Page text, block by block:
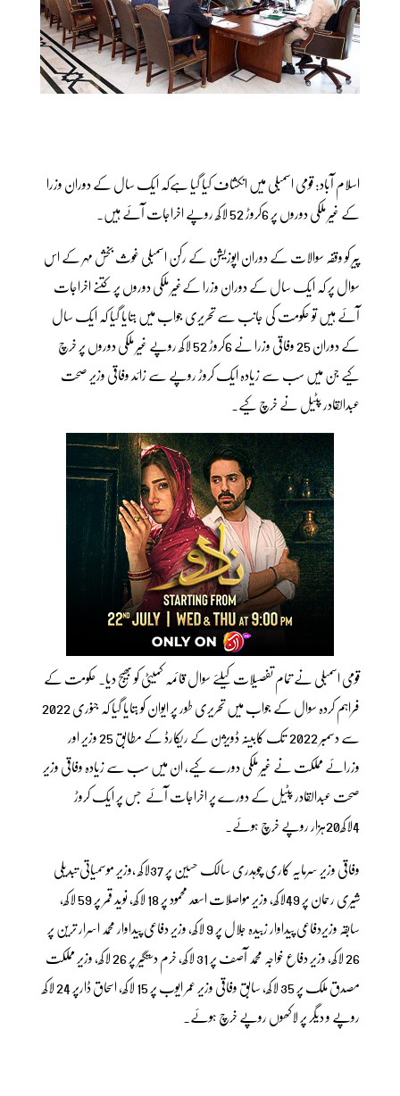
اسلام آباد: قومی اسمبلی میں انکشاف کیا گیا ہےکہ ایک سال کے دوران وزرا
کے غیر ملکی دوروں پر 6کروڑ 52 لاکھ روپے اخراجات آئے ہیں۔
پیر کو وقفہ سوالات کے دوران اپوزیشن کے رکن اسمبلی غوث بخش مہر کے اس
سوال پر کہ ایک سال کے دوران وزرا کےغیر ملکی دوروں پر کتنے اخراجات
آئے ہیں تو حکومت کی جانب سے تحریری جواب میں بتایا گیا کہ ایک سال
کے دوران 25 وفاقی وزرا نے 6کروڑ 52 لاکھ روپے غیر ملکی دوروں پر خرچ
کیے جن میں سب سے زیادہ ایک کروڑ روپے سے زائد وفاقی وزیر صحت
عبدالقادر پٹیل نے خرچ کیے۔
قومی اسمبلی نے تمام تفصیلات کیلئے سوال قائمہ کمیٹی کو بھیج دیا۔ حکومت کے
فراہم کردہ سوال کے جواب میں تحریری طور پر ایوان کو بتایا گیا کہ جنوری 2022
سے دسمبر 2022 تک کابینہ ڈویژن کے ریکارڈ کے مطابق 25 وزیر اور
وزرائے مملکت نے غیر ملکی دورے کیے، ان میں سب سے زیادہ وفاقی وزیر
صحت عبدالقادر پٹیل کے دورے پر اخراجات آئے جس پر ایک کروڑ
4لاکھ20ہزار روپے خرچ ہوئے۔
وفاقی وزیر سرمایہ کاری چوہدری سالک حسین پر 37لاکھ ،وزیر موسمیاتی تبدیلی
شیری رحمان پر 49لاکھ، وزیر مواصلات اسعد محمود پر 18 لاکھ، نوید قمر پر 59 لاکھ،
سابقہ وزیردفاعی پیداوار زبیدہ جلال پر 9 لاکھ، وزیر دفاعی پیداوار محمد اسرار ترین پر
26 لاکھ، وزیر دفاع خواجہ محمد آصف پر 31 لاکھ، خرم دستگیر پر 26 لاکھ، وزیر مملکت
مصدق ملک پر 35 لاکھ، سابق وفاقی وزیر عمر ایوب پر 15 لاکھ، اسحاق ڈارپر 24 لاکھ
روپے و دیگر پر لاکھوں روپے خرچ ہوئے۔